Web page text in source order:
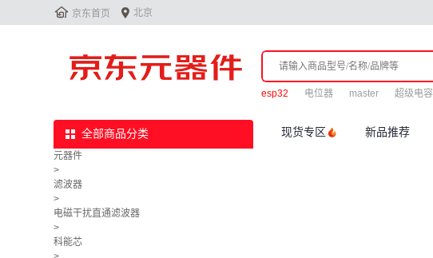
 京东首页  北京
esp32 电位器 master 超级电容
全部商品分类 现货专区 新品推荐
元器件
>
滤波器
>
电磁干扰直通滤波器
>
科能芯